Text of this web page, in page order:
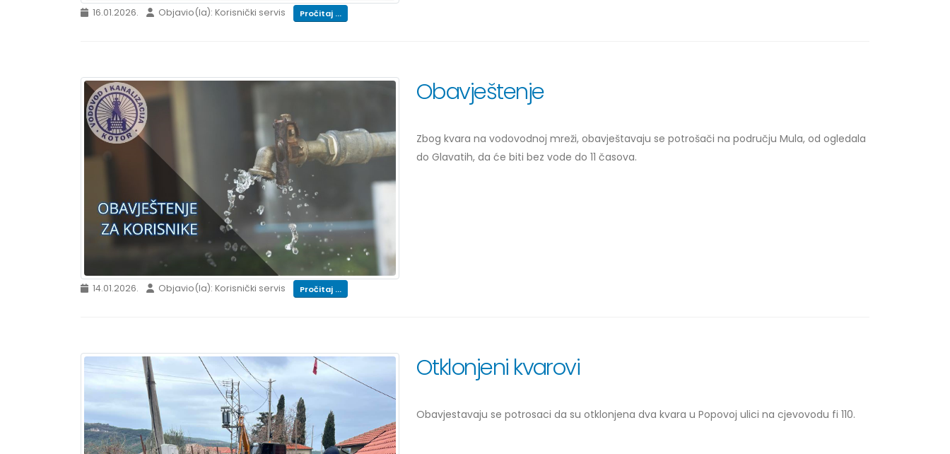
16.01.2026. Objavio(la): Korisnički servis Pročitaj ...
Obavještenje
Zbog kvara na vodovodnoj mreži, obavještavaju se potrošači na području Mula, od ogledala
do Glavatih, da će biti bez vode do 11 časova.
14.01.2026. Objavio(la): Korisnički servis Pročitaj ...
Otklonjeni kvarovi
Obavjestavaju se potrosaci da su otklonjena dva kvara u Popovoj ulici na cjevovodu fi 110.